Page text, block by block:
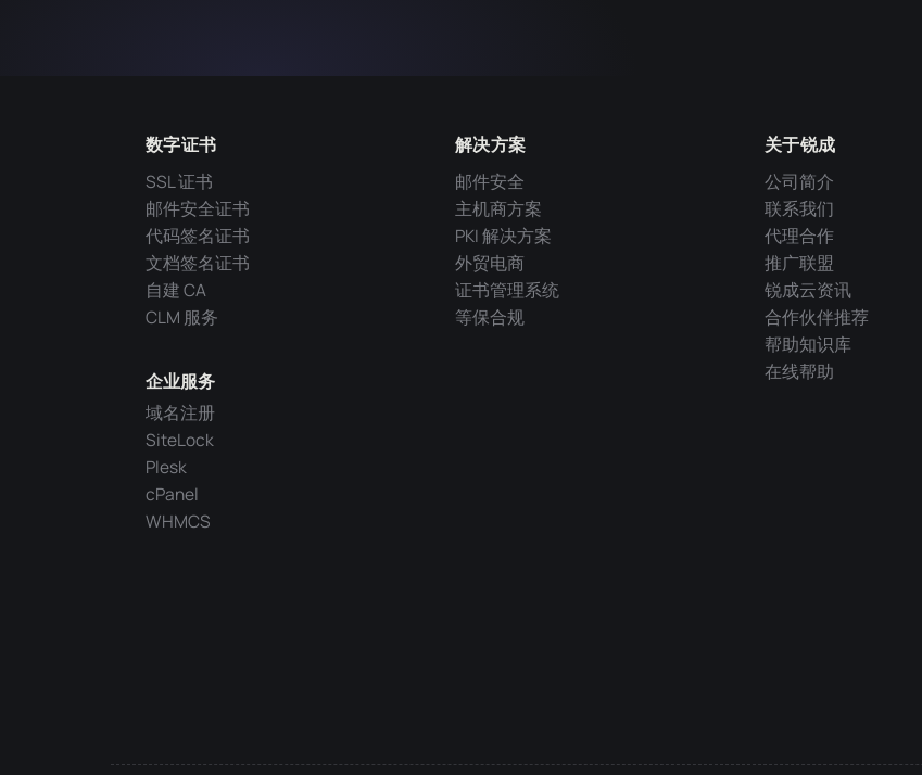
数字证书
SSL 证书
邮件安全证书
代码签名证书
文档签名证书
自建 CA
CLM 服务
企业服务
域名注册
SiteLock
Plesk
cPanel
WHMCS
解决方案
邮件安全
主机商方案
PKI 解决方案
外贸电商
证书管理系统
等保合规
关于锐成
公司简介
联系我们
代理合作
推广联盟
锐成云资讯
合作伙伴推荐
帮助知识库
在线帮助